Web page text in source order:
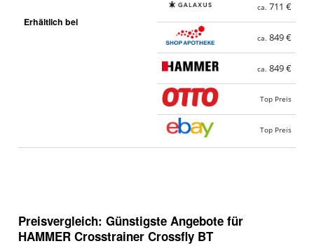
Erhältlich bei
ca. 711 €
ca. 849 €
ca. 849 €
Top Preis
Top Preis
Preisvergleich: Günstigste Angebote für
HAMMER Crosstrainer Crossfly BT